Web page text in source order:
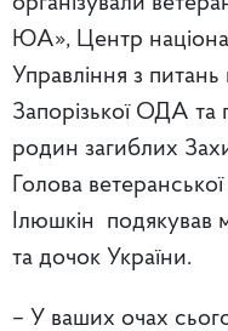
ЮА», Центр
Управління з питань
Запорізької ОДА та
родин загиблих
Голова ветеранської
Ілюшкін подякував
та дочок України.
– У ваших очах